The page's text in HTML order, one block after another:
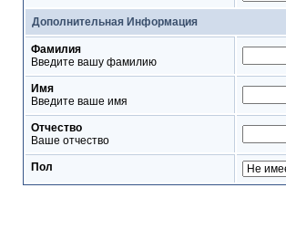
Дополнительная Информация
Фамилия
Введите вашу фамилию
Имя
Введите ваше имя
Отчество
Ваше отчество
Пол